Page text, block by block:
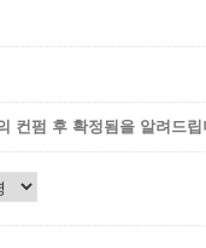
컨펌 후 확정됨을 알려드립